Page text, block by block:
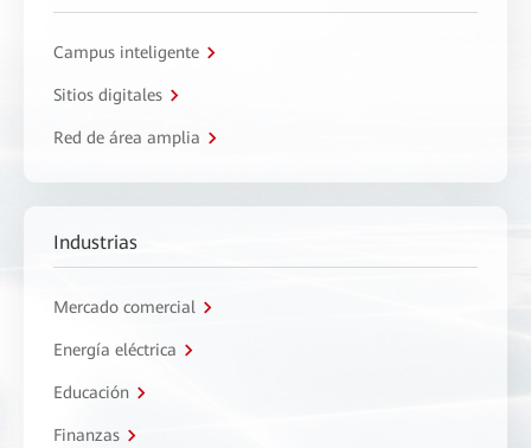
Campus inteligente
Sitios digitales
Red de área amplia
Industrias
Mercado comercial
Energía eléctrica
Educación
Finanzas